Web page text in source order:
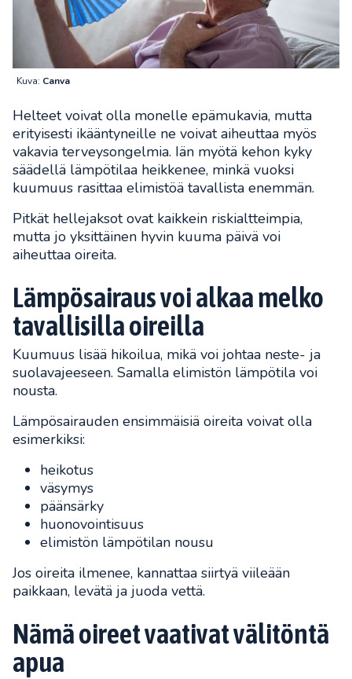
Kuva: Canva
Helteet voivat olla monelle epämukavia, mutta
erityisesti ikääntyneille ne voivat aiheuttaa myös
vakavia terveysongelmia. Iän myötä kehon kyky
säädellä lämpötilaa heikkenee, minkä vuoksi
kuumuus rasittaa elimistöä tavallista enemmän.
Pitkät hellejaksot ovat kaikkein riskialtteimpia,
mutta jo yksittäinen hyvin kuuma päivä voi
aiheuttaa oireita.
Lämpösairaus voi alkaa melko
tavallisilla oireilla
Kuumuus lisää hikoilua, mikä voi johtaa neste- ja
suolavajeeseen. Samalla elimistön lämpötila voi
nousta.
Lämpösairauden ensimmäisiä oireita voivat olla
esimerkiksi:
heikotus
väsymys
päänsärky
huonovointisuus
elimistön lämpötilan nousu
Jos oireita ilmenee, kannattaa siirtyä viileään
paikkaan, levätä ja juoda vettä.
Nämä oireet vaativat välitöntä
apua